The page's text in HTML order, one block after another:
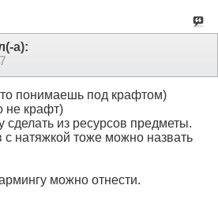
а):
то понимаешь под крафтом)
не крафт)
сделать из ресурсов предметы.
с натяжкой тоже можно назвать
можно отнести.